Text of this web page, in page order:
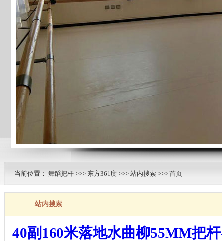
当前位置： 舞蹈把杆 >>> 东方361度 >>> 站内搜索 >>> 首页
站内搜索
40副160米落地水曲柳55MM把